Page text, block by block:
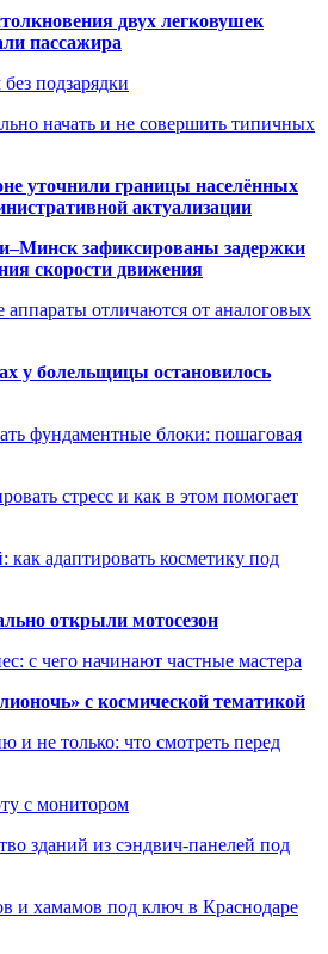
двух легковушек
пассажира
подзарядки
начать и не совершить типичных
уточнили границы населённых
актуализации
зафиксированы задержки
скорости движения
отличаются от аналоговых
у болельщицы остановилось
фундаментные блоки: пошаговая
стресс и как в этом помогает
адаптировать косметику под
открыли мотосезон
с чего начинают частные мастера
с космической тематикой
и не только: что смотреть перед
с монитором
зданий из сэндвич-панелей под
и хамамов под ключ в Краснодаре